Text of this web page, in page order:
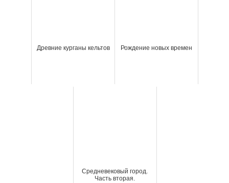
Древние курганы кельтов Рождение новых времен
Средневековый город.
Часть вторая.